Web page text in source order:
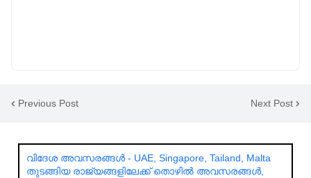
Previous Post Next Post
വിദേശ അവസരങ്ങൾ - UAE, Singapore, Tailand, Malta
തുടങ്ങിയ രാജ്യങ്ങളിലേക്ക് തൊഴിൽ അവസരങ്ങൾ,